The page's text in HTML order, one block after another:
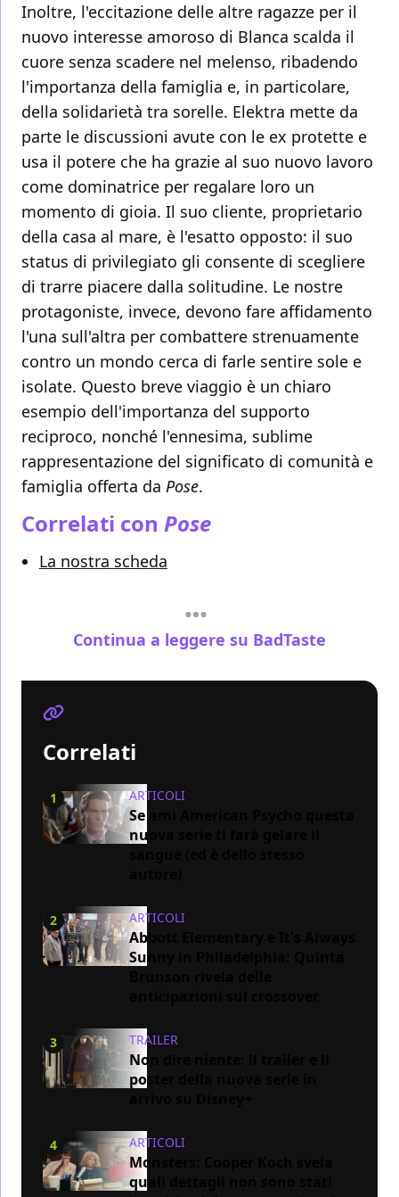
Inoltre, l'eccitazione delle altre ragazze per il
nuovo interesse amoroso di Blanca scalda il
cuore senza scadere nel melenso, ribadendo
l'importanza della famiglia e, in particolare,
della solidarietà tra sorelle. Elektra mette da
parte le discussioni avute con le ex protette e
usa il potere che ha grazie al suo nuovo lavoro
come dominatrice per regalare loro un
momento di gioia. Il suo cliente, proprietario
della casa al mare, è l'esatto opposto: il suo
status di privilegiato gli consente di scegliere
di trarre piacere dalla solitudine. Le nostre
protagoniste, invece, devono fare affidamento
l'una sull'altra per combattere strenuamente
contro un mondo cerca di farle sentire sole e
isolate. Questo breve viaggio è un chiaro
esempio dell'importanza del supporto
reciproco, nonché l'ennesima, sublime
rappresentazione del significato di comunità e
famiglia offerta da Pose.
Correlati con Pose
La nostra scheda
Continua a leggere su BadTaste
Correlati
1 ARTICOLI
Se ami American Psycho questa
nuova serie ti farà gelare il
2 ARTICOLI
Abbott Elementary e It's Always
Sunny in Philadelphia: Quinta
3 TRAILER
Non dire niente: il trailer e il
poster della nuova serie in
4 ARTICOLI
Monsters: Cooper Koch svela
quali dettagli non sono stati